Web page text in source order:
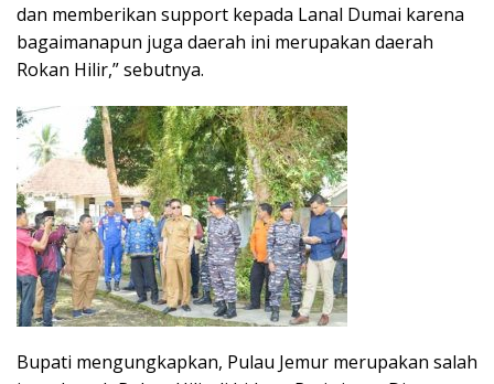
dan memberikan support kepada Lanal Dumai karena
bagaimanapun juga daerah ini merupakan daerah
Rokan Hilir,” sebutnya.
Bupati mengungkapkan, Pulau Jemur merupakan salah